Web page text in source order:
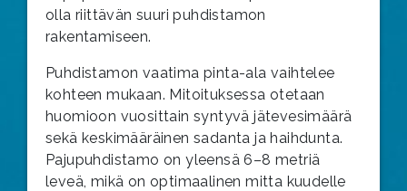
olla riittävän suuri puhdistamon
rakentamiseen.
Puhdistamon vaatima pinta-ala vaihtelee
kohteen mukaan. Mitoituksessa otetaan
huomioon vuosittain syntyvä jätevesimäärä
sekä keskimääräinen sadanta ja haihdunta.
Pajupuhdistamo on yleensä 6–8 metriä
leveä, mikä on optimaalinen mitta kuudelle